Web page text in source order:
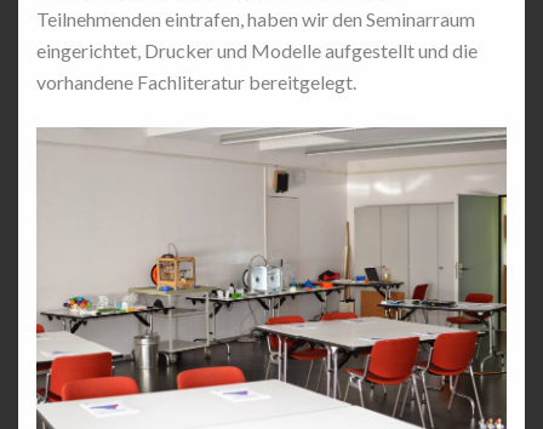
Teilnehmenden eintrafen, haben wir den Seminarraum
eingerichtet, Drucker und Modelle aufgestellt und die
vorhandene Fachliteratur bereitgelegt.